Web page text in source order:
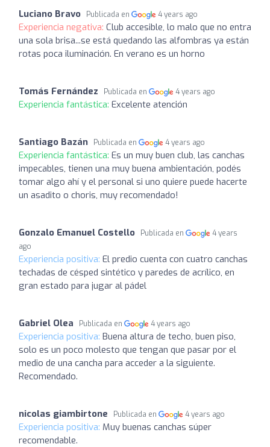
Luciano Bravo Publicada en 4 years ago
Experiencia negativa: Club accesible, lo malo que no entra
una sola brisa...se está quedando las alfombras ya están
rotas poca iluminación. En verano es un horno
Tomás Fernández Publicada en 4 years ago
Experiencia fantástica: Excelente atención
Santiago Bazán Publicada en 4 years ago
Experiencia fantástica: Es un muy buen club, las canchas
impecables, tienen una muy buena ambientación, podés
tomar algo ahí y el personal si uno quiere puede hacerte
un asadito o choris, muy recomendado!
Gonzalo Emanuel Costello Publicada en
4 years
ago
Experiencia positiva: El predio cuenta con cuatro canchas
techadas de césped sintético y paredes de acrílico, en
gran estado para jugar al pádel
Gabriel Olea Publicada en 4 years ago
Experiencia positiva: Buena altura de techo, buen piso,
solo es un poco molesto que tengan que pasar por el
medio de una cancha para acceder a la siguiente.
Recomendado.
nicolas giambirtone Publicada en 4 years ago
Experiencia positiva: Muy buenas canchas súper
recomendable.